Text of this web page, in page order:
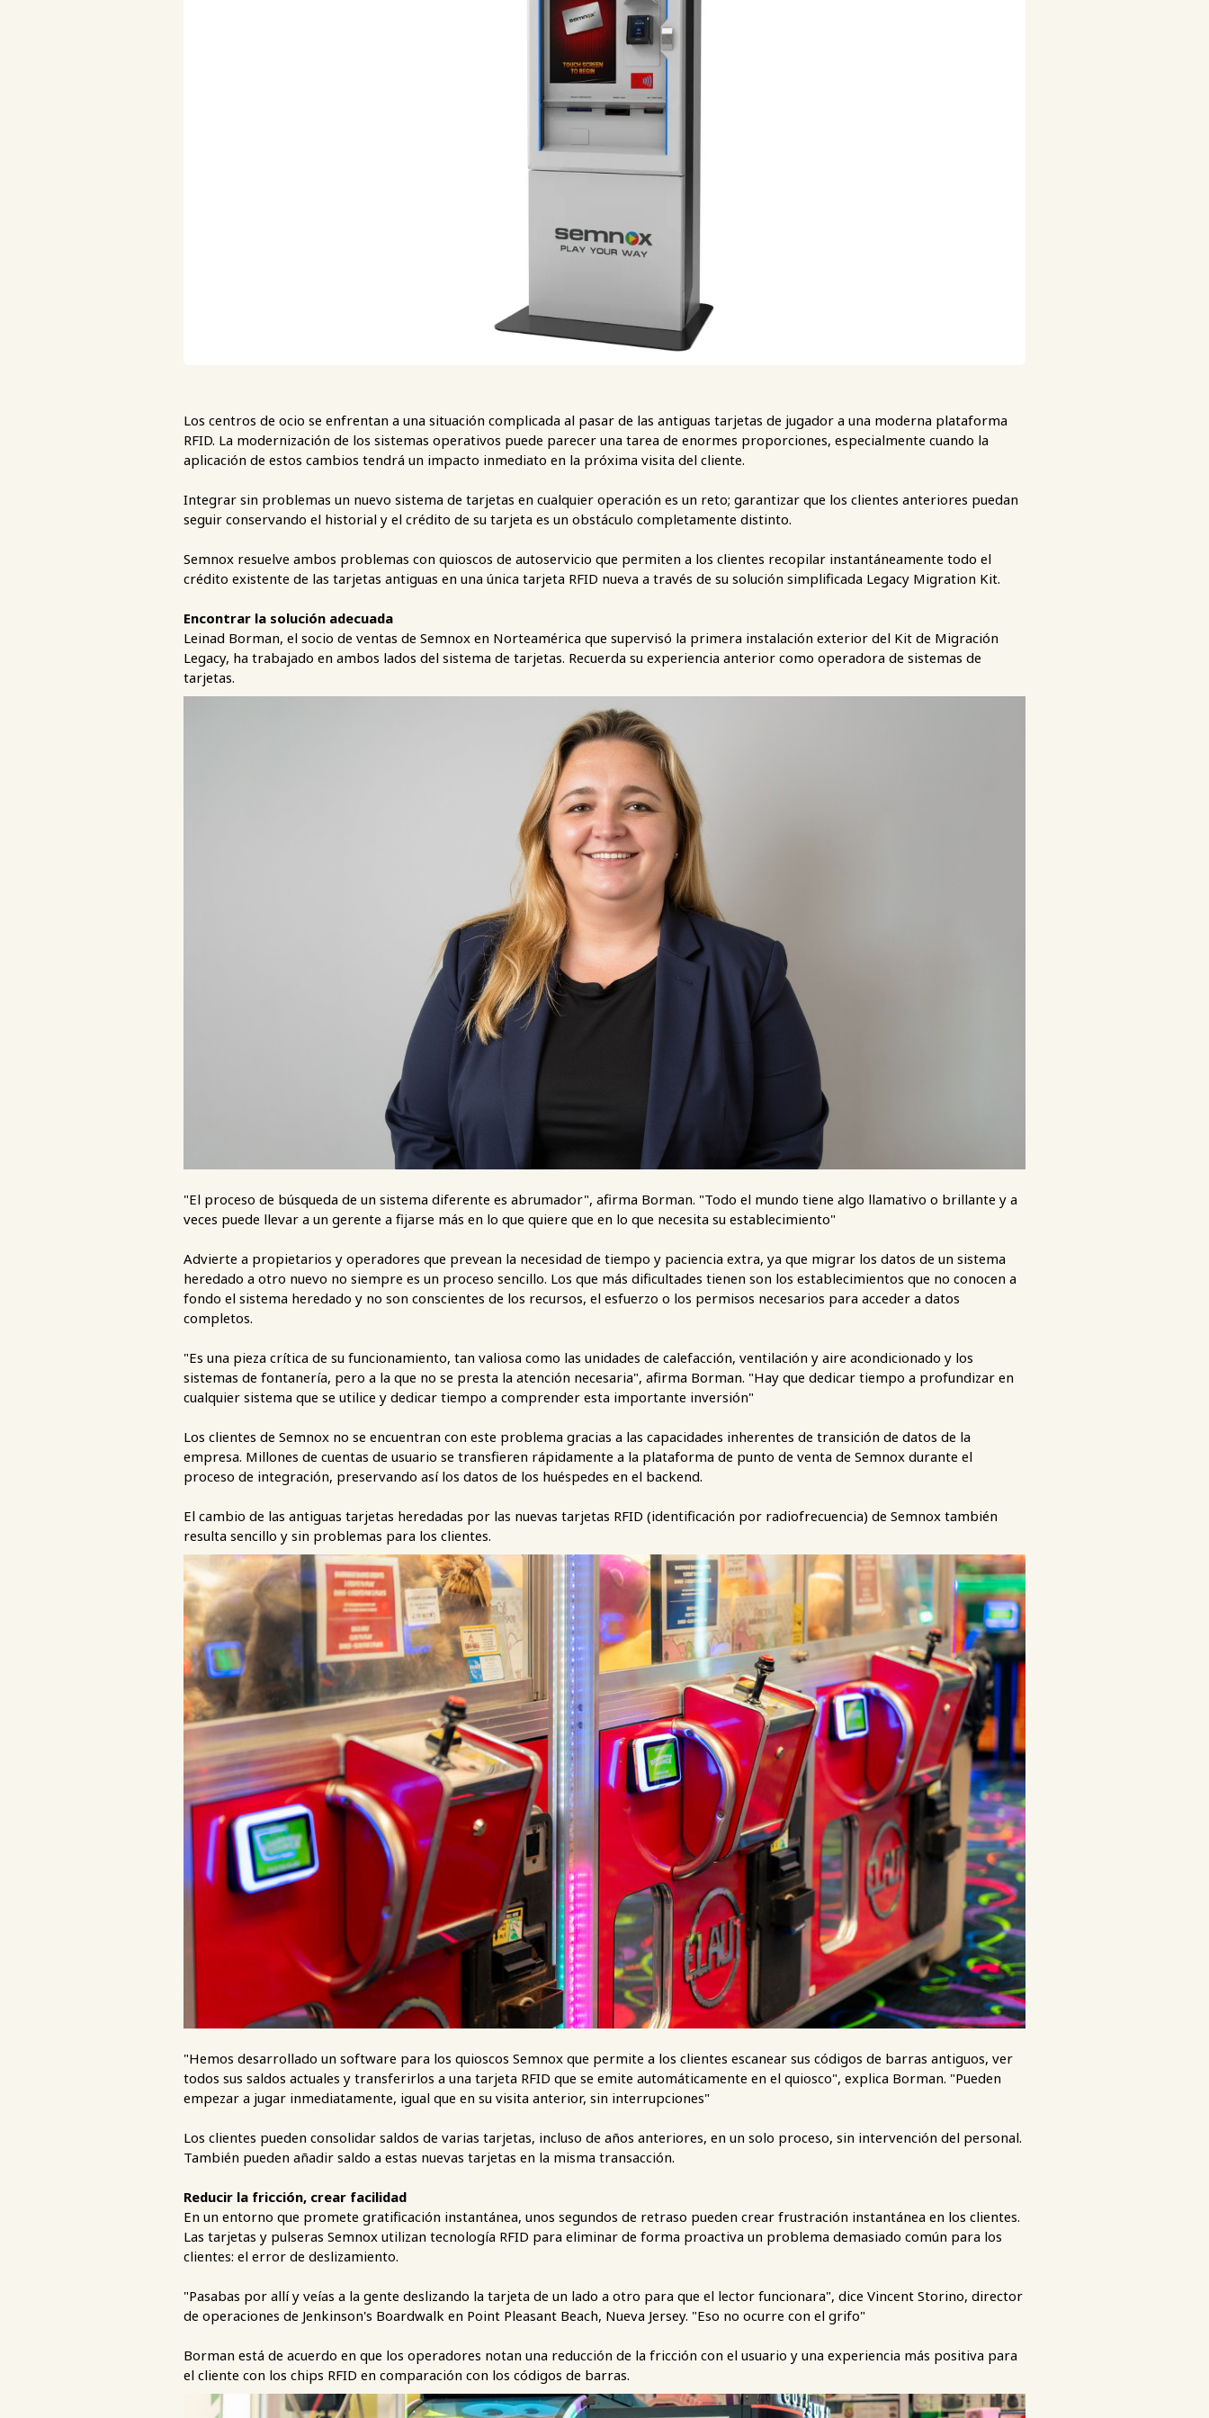
Los centros de ocio se enfrentan a una situación complicada al pasar de las antiguas tarjetas de jugador a una moderna plataforma
RFID. La modernización de los sistemas operativos puede parecer una tarea de enormes proporciones, especialmente cuando la
aplicación de estos cambios tendrá un impacto inmediato en la próxima visita del cliente.
Integrar sin problemas un nuevo sistema de tarjetas en cualquier operación es un reto; garantizar que los clientes anteriores puedan
seguir conservando el historial y el crédito de su tarjeta es un obstáculo completamente distinto.
Semnox resuelve ambos problemas con quioscos de autoservicio que permiten a los clientes recopilar instantáneamente todo el
crédito existente de las tarjetas antiguas en una única tarjeta RFID nueva a través de su solución simplificada Legacy Migration Kit.
Encontrar la solución adecuada
Leinad Borman, el socio de ventas de Semnox en Norteamérica que supervisó la primera instalación exterior del Kit de Migración
Legacy, ha trabajado en ambos lados del sistema de tarjetas. Recuerda su experiencia anterior como operadora de sistemas de
tarjetas.
"El proceso de búsqueda de un sistema diferente es abrumador", afirma Borman. "Todo el mundo tiene algo llamativo o brillante y a
veces puede llevar a un gerente a fijarse más en lo que quiere que en lo que necesita su establecimiento"
Advierte a propietarios y operadores que prevean la necesidad de tiempo y paciencia extra, ya que migrar los datos de un sistema
heredado a otro nuevo no siempre es un proceso sencillo. Los que más dificultades tienen son los establecimientos que no conocen a
fondo el sistema heredado y no son conscientes de los recursos, el esfuerzo o los permisos necesarios para acceder a datos
completos.
"Es una pieza crítica de su funcionamiento, tan valiosa como las unidades de calefacción, ventilación y aire acondicionado y los
sistemas de fontanería, pero a la que no se presta la atención necesaria", afirma Borman. "Hay que dedicar tiempo a profundizar en
cualquier sistema que se utilice y dedicar tiempo a comprender esta importante inversión"
Los clientes de Semnox no se encuentran con este problema gracias a las capacidades inherentes de transición de datos de la
empresa. Millones de cuentas de usuario se transfieren rápidamente a la plataforma de punto de venta de Semnox durante el
proceso de integración, preservando así los datos de los huéspedes en el backend.
El cambio de las antiguas tarjetas heredadas por las nuevas tarjetas RFID (identificación por radiofrecuencia) de Semnox también
resulta sencillo y sin problemas para los clientes.
"Hemos desarrollado un software para los quioscos Semnox que permite a los clientes escanear sus códigos de barras antiguos, ver
todos sus saldos actuales y transferirlos a una tarjeta RFID que se emite automáticamente en el quiosco", explica Borman. "Pueden
empezar a jugar inmediatamente, igual que en su visita anterior, sin interrupciones"
Los clientes pueden consolidar saldos de varias tarjetas, incluso de años anteriores, en un solo proceso, sin intervención del personal.
También pueden añadir saldo a estas nuevas tarjetas en la misma transacción.
Reducir la fricción, crear facilidad
En un entorno que promete gratificación instantánea, unos segundos de retraso pueden crear frustración instantánea en los clientes.
Las tarjetas y pulseras Semnox utilizan tecnología RFID para eliminar de forma proactiva un problema demasiado común para los
clientes: el error de deslizamiento.
"Pasabas por allí y veías a la gente deslizando la tarjeta de un lado a otro para que el lector funcionara", dice Vincent Storino, director
de operaciones de Jenkinson's Boardwalk en Point Pleasant Beach, Nueva Jersey. "Eso no ocurre con el grifo"
Borman está de acuerdo en que los operadores notan una reducción de la fricción con el usuario y una experiencia más positiva para
el cliente con los chips RFID en comparación con los códigos de barras.